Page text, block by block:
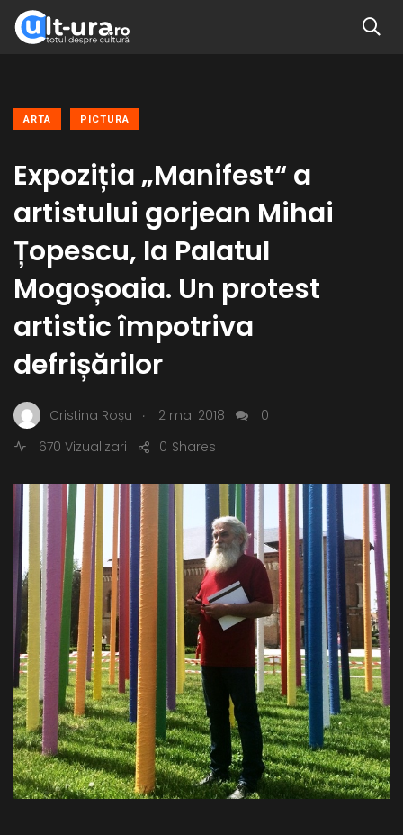
ARTA PICTURA
Expoziția „Manifest“ a
artistului gorjean Mihai
Țopescu, la Palatul
Mogoșoaia. Un protest
artistic împotriva
defrișărilor
Cristina Roșu . 2 mai 2018
0
670 Vizualizari
Shares
0